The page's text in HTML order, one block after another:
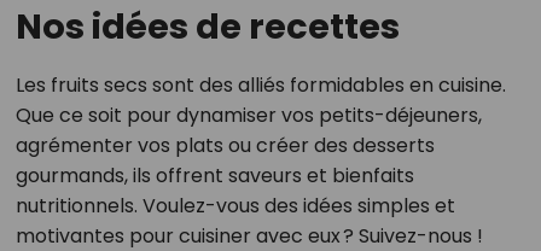
Nos idées de recettes
Les fruits secs sont des alliés formidables en cuisine.
Que ce soit pour dynamiser vos petits-déjeuners,
agrémenter vos plats ou créer des desserts
gourmands, ils offrent saveurs et bienfaits
nutritionnels. Voulez-vous des idées simples et
motivantes pour cuisiner avec eux ? Suivez-nous !